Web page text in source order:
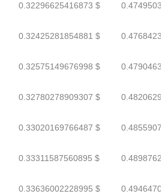
0.32296625416873 $
0.32425281854881 $
0.32575149676998 $
0.32780278909307 $
0.33020169766487 $
0.33311587560895 $
0.33636002228995 $